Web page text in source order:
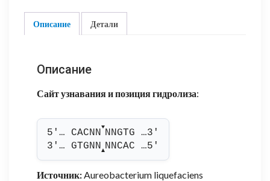
Описание Детали
Описание
Сайт узнавания и позиция гидролиза:
5'… CACNN
▼
NNGTG …3'
3'… GTGNN▲NNCAC …5'
Источник: Aureobacterium liquefaciens